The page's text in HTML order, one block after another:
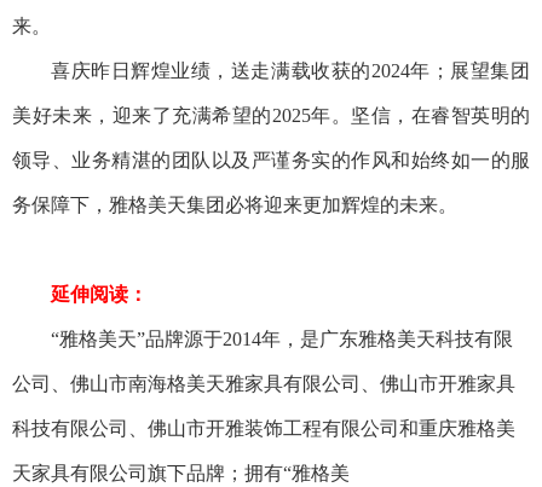
来。
喜庆昨日辉煌业绩，送走满载收获的2024年；展望集团
美好未来，迎来了充满希望的2025年。 坚信，在睿智英明的
领导、业务精湛的团队以及严谨务实的作风和始终如一的服
务保障下，雅格美天集团必将迎来更加辉煌的未来。
延伸阅读：
“雅格美天”品牌源于2014年，是广东雅格美天科技有限
公司、佛山市南海格美天雅家具有限公司、佛山市开雅家具
科技有限公司、佛山市开雅装饰工程有限公司和重庆雅格美
天家具有限公司旗下品牌；拥有“雅格美